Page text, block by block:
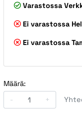
Varastossa
Ei varastossa
Ei varastossa
Määrä:
-
+